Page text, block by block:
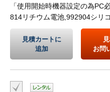
「使用開始時機器設定の為PC
814リチウム電池,992904シリ
見積カートに
追加
お問